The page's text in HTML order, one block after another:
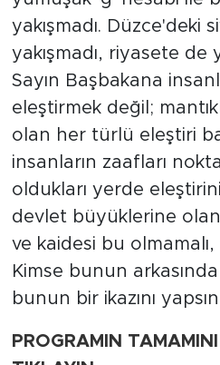
yakışmadı. Düzce'deki
yakışmadı, riyasete de
Sayın Başbakana
eleştirmek değil;
olan her türlü eleştiri
insanların zaafları
oldukları yerde
devlet büyüklerine
ve kaidesi bu olmamalı,
Kimse bunun
bunun bir ikazını
PROGRAMIN